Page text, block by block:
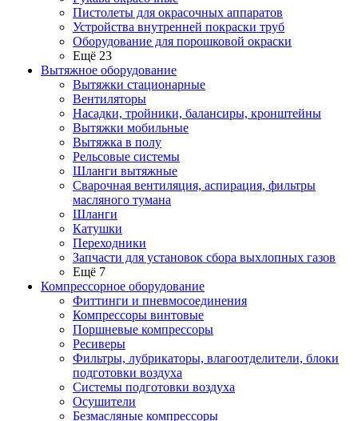
Пистолеты для окрасочных аппаратов
Устройства внутренней покраски труб
Оборудование для порошковой окраски
Ещё 23
Вытяжное оборудование
Вытяжки стационарные
Вентиляторы
Насадки, тройники, балансиры, кронштейны
Вытяжки мобильные
Вытяжка в полу
Рельсовые системы
Шланги вытяжные
Сварочная вентиляция, аспирация, фильтры
масляного тумана
Шланги
Катушки
Переходники
Запчасти для установок сбора выхлопных газов
Ещё 7
Компрессорное оборудование
Фиттинги и пневмосоединения
Компрессоры винтовые
Поршневые компрессоры
Ресиверы
Фильтры, лубрикаторы, влагоотделители, блоки
подготовки воздуха
Системы подготовки воздуха
Осушители
Безмасляные компрессоры